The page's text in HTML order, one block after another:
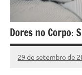
Dores no Corpo:
29 de setembro de
Nenhum